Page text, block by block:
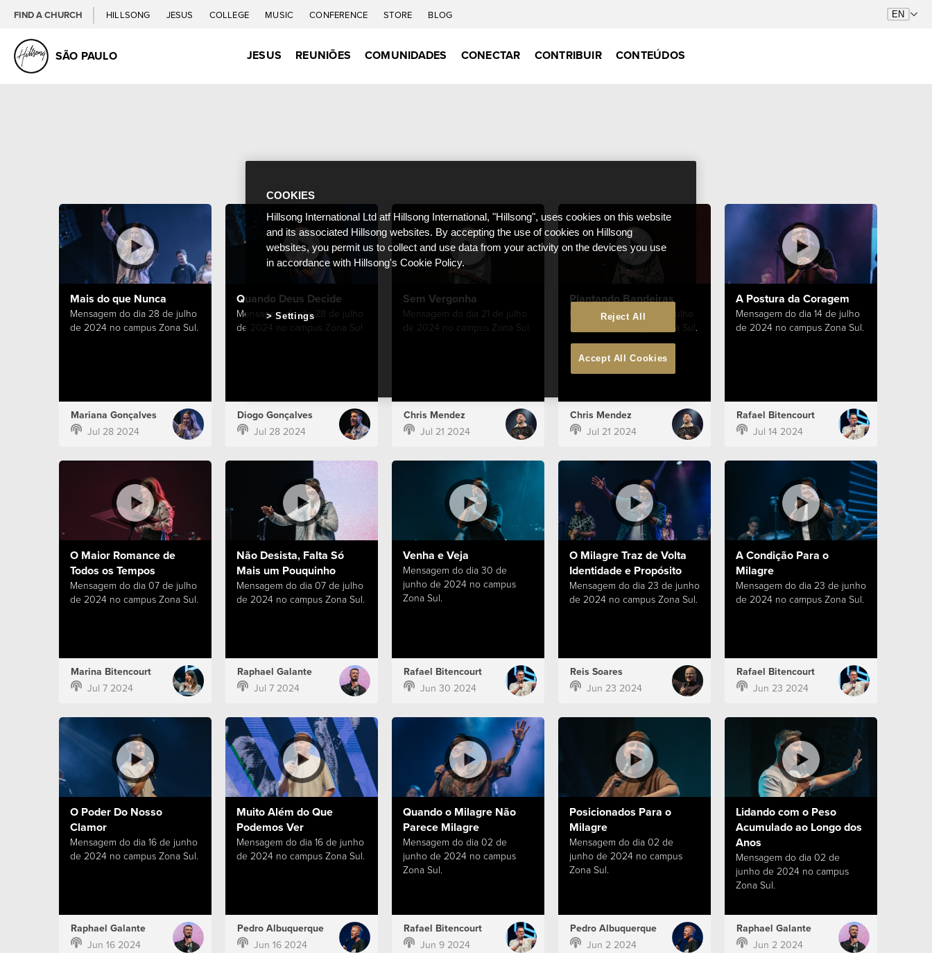
FIND A CHURCH HILLSONG JESUS COLLEGE MUSIC CONFERENCE STORE BLOG
SÃO PAULO JESUS REUNIÕES COMUNIDADES CONECTAR CONTRIBUIR CONTEÚDOS
Mais do que Nunca
Mensagem do dia 28 de julho
de 2024 no campus Zona Sul.
Mariana Gonçalves
Jul 28 2024
Quando Deus Decide
Mensagem do dia 28 de julho
de 2024 no campus Zona Sul.
Diogo Gonçalves
Jul 28 2024
Sem Vergonha
Mensagem do dia 21 de julho
de 2024 no campus Zona Sul.
Chris Mendez
Jul 21 2024
Plantando Bandeiras
Mensagem do dia 21 de julho
de 2024 no campus Zona Sul.
Chris Mendez
Jul 21 2024
A Postura da Coragem
Mensagem do dia 14 de julho
de 2024 no campus Zona Sul.
Rafael Bitencourt
Jul 14 2024
O Maior Romance de
Todos os Tempos
Mensagem do dia 07 de julho
de 2024 no campus Zona Sul.
Marina Bitencourt
Jul 7 2024
Não Desista, Falta Só
Mais um Pouquinho
Mensagem do dia 07 de julho
de 2024 no campus Zona Sul.
Raphael Galante
Jul 7 2024
Venha e Veja
Mensagem do dia 30 de
junho de 2024 no campus
Zona Sul.
Rafael Bitencourt
Jun 30 2024
O Milagre Traz de Volta
Identidade e Propósito
Mensagem do dia 23 de junho
de 2024 no campus Zona Sul.
Reis Soares
Jun 23 2024
A Condição Para o
Milagre
Mensagem do dia 23 de junho
de 2024 no campus Zona Sul.
Rafael Bitencourt
Jun 23 2024
O Poder Do Nosso
Clamor
Mensagem do dia 16 de junho
de 2024 no campus Zona Sul.
Raphael Galante
Jun 16 2024
Muito Além do Que
Podemos Ver
Mensagem do dia 16 de junho
de 2024 no campus Zona Sul.
Pedro Albuquerque
Jun 16 2024
Quando o Milagre Não
Parece Milagre
Mensagem do dia 02 de
junho de 2024 no campus
Zona Sul.
Rafael Bitencourt
Jun 9 2024
Posicionados Para o
Milagre
Mensagem do dia 02 de
junho de 2024 no campus
Zona Sul.
Pedro Albuquerque
Jun 2 2024
Lidando com o Peso
Acumulado ao Longo dos
Anos
Mensagem do dia 02 de
junho de 2024 no campus
Zona Sul.
Raphael Galante
Jun 2 2024
COOKIES
Hillsong International Ltd atf Hillsong International, "Hillsong", uses cookies on this website
and its associated Hillsong websites. By accepting the use of cookies on Hillsong
websites, you permit us to collect and use data from your activity on the devices you use
in accordance with Hillsong's Cookie Policy.
Reject All
Accept All Cookies
Settings